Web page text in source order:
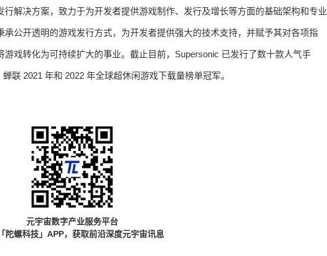
解决方案，致力于为开发者提供游戏制作、发行及增长等方面的基础架构和专业
公开透明的游戏发行方式，为开发者提供强大的技术支持，并赋予其对各项指
戏转化为可持续扩大的事业。截止目前，Supersonic 已发行了数十款人气手
联 2021 年和 2022 年全球超休闲游戏下载量榜单冠军。
元宇宙数字产业服务平台
陀螺科技」APP，获取前沿深度元宇宙讯息